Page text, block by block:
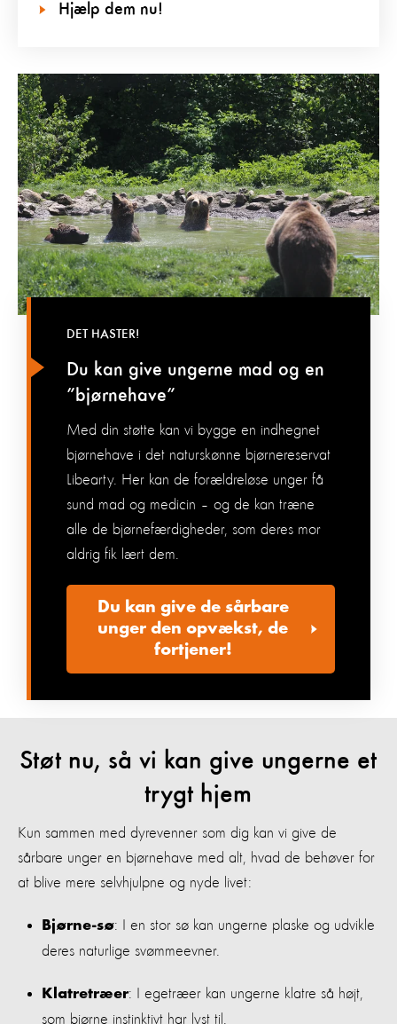
Hjælp dem nu!
Du kan give ungerne mad og en
”bjørnehave”
DET HASTER!
Med din støtte kan vi bygge en indhegnet
bjørnehave i det naturskønne bjørnereservat
Libearty. Her kan de forældreløse unger få
sund mad og medicin – og de kan træne
alle de bjørnefærdigheder, som deres mor
aldrig fik lært dem.
Du kan give de sårbare
unger den opvækst, de
fortjener!
Støt nu, så vi kan give ungerne et
trygt hjem
Kun sammen med dyrevenner som dig kan vi give de
sårbare unger en bjørnehave med alt, hvad de behøver for
at blive mere selvhjulpne og nyde livet:
Bjørne-sø: I en stor sø kan ungerne plaske og udvikle
deres naturlige svømmeevner.
Klatretræer: I egetræer kan ungerne klatre så højt,
som bjørne instinktivt har lyst til.